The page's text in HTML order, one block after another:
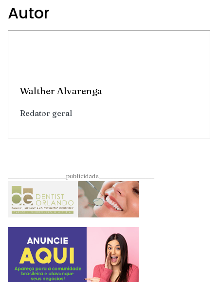
Autor
Walther Alvarenga
Redator geral
____________________publicidade___________________